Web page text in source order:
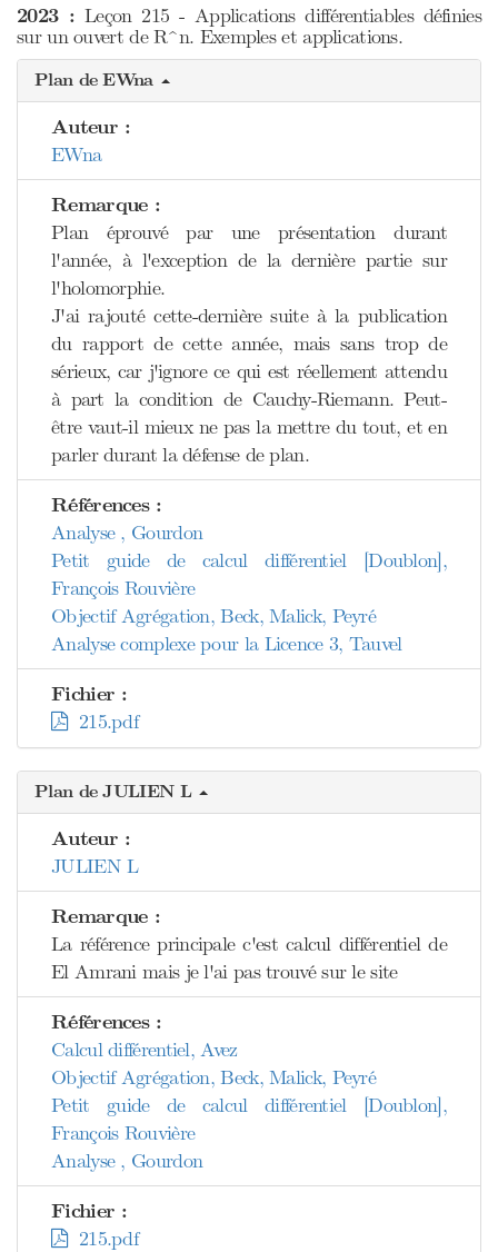
2023 : Leçon 215 - Applications différentiables définies
sur un ouvert de R^n. Exemples et applications.
Plan de EWna
Auteur :
EWna
Remarque :
Plan éprouvé par une présentation durant
l'année, à l'exception de la dernière partie sur
l'holomorphie.
J'ai rajouté cette-dernière suite à la publication
du rapport de cette année, mais sans trop de
sérieux, car j'ignore ce qui est réellement attendu
à part la condition de Cauchy-Riemann. Peut-
être vaut-il mieux ne pas la mettre du tout, et en
parler durant la défense de plan.
Références :
Analyse , Gourdon
Petit guide de calcul différentiel [Doublon],
François Rouvière
Objectif Agrégation, Beck, Malick, Peyré
Analyse complexe pour la Licence 3, Tauvel
Fichier :
215.pdf
Plan de JULIEN L
Auteur :
JULIEN L
Remarque :
La référence principale c'est calcul différentiel de
El Amrani mais je l'ai pas trouvé sur le site
Références :
Calcul différentiel, Avez
Objectif Agrégation, Beck, Malick, Peyré
Petit guide de calcul différentiel [Doublon],
François Rouvière
Analyse , Gourdon
Fichier :
215.pdf